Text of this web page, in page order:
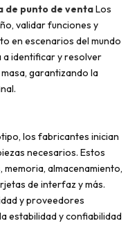
de punto de ventaLos
validar funciones y
en escenarios del mundo
a identificar y resolver
garantizando la
los fabricantes inician
necesarios. Estos
almacenamiento,
de interfaz y más.
y proveedores
estabilidad y confiabilidad